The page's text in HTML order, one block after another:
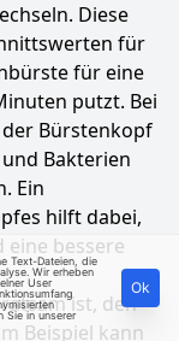
Diese
für
für eine
putzt. Bei
Bürstenkopf
Bakterien
Ein
hilft dabei,
bessere
ist, den
Beispiel kann
Text-Dateien, die
Wir erheben
User
Sie in unserer
Ok